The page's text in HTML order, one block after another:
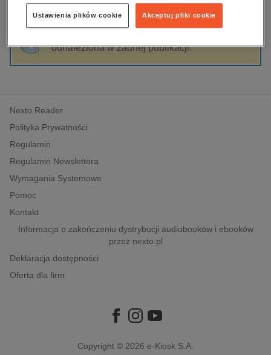
dzienniki
edukacja
hobby, sport, rozrywka
komputery, internet, technologie, informatyka
polityka, społeczno-informacyjne
psychologiczne
inne
popularno-naukowe
historia
Sortowanie Filtrowanie
odnaleziona w żadnej publikacji.
Nexto Reader
Polityka Prywatności
Regulamin
Regulamin Newslettera
Wymagania Systemowe
Pomoc
Kontakt
Informacja o zakończeniu dystrybucji audiobooków i ebooków
przez nexto.pl
Deklaracja dostępności
Oferta dla firm
Copyright © 2026 e-Kiosk S.A.
Akceptuj pliki cookie
Ustawienia plików cookie